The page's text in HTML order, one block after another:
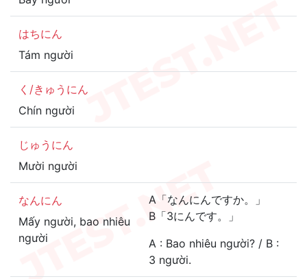
はちにん
Tám người
く/きゅうにん
Chín người
じゅうにん
Mười người
なんにん
Mấy người, bao nhiêu
người
A「なんにんですか。」
B「3にんです。」
A : Bao nhiêu người? / B :
3 người.